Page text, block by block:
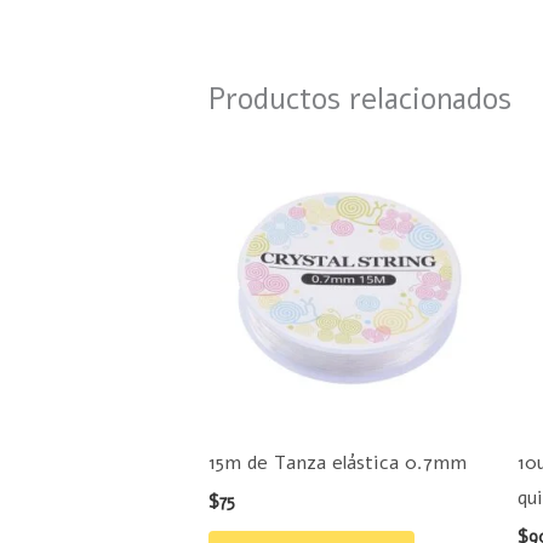
Productos relacionados
15m de Tanza elástica 0.7mm
$75
$